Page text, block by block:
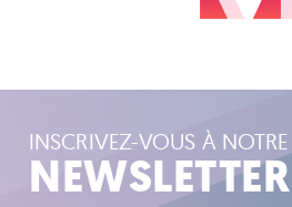
INSCRIVEZ-VOUS À NOTRE
NEWSLETTER